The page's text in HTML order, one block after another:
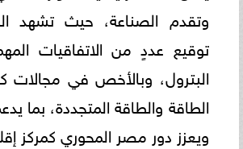
وتقدم الصناعة، حيث تشهد
توقيع عددٍ من الاتفاقيات
البترول، وبالأخص في مجالات
الطاقة والطاقة المتجددة، بما
ويعزز دور مصر المحوري كمركز